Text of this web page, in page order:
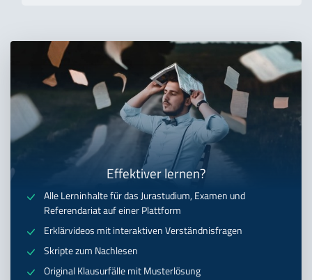
Effektiver lernen?
Alle Lerninhalte für das Jurastudium, Examen und
Referendariat auf einer Plattform
Erklärvideos mit interaktiven Verständnisfragen
Skripte zum Nachlesen
Original Klausurfälle mit Musterlösung